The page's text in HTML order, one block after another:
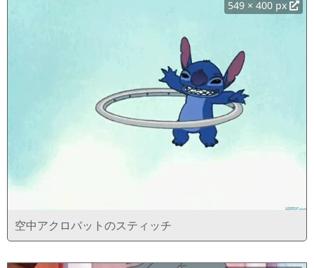
549 × 400 px
空中アクロバットのスティッチ